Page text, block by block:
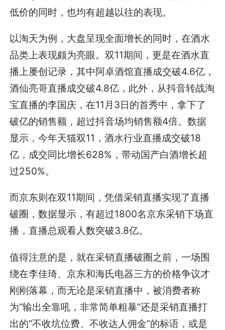
低价的同时，也均有超越以往的表现。
以淘天为例，大盘呈现全面增长的同时，在酒水
品类上表现颇为亮眼。双11期间，更是在酒水直
播上屡创记录，其中阿卓酒馆直播成交破4.6亿，
酒仙亮哥直播成交破4.8亿，此外，从抖音转战淘
宝直播的李国庆，在11月3日的首秀中，拿下了
破亿的销售额，超过抖音场均销售额4倍。数据
显示，今年天猫双11，酒水行业直播成交破18
亿，成交同比增长628%，带动国产白酒增长超
过250%。
而京东则在双11期间，凭借采销直播实现了直播
破圈，数据显示，有超过1800名京东采销下场直
播，直播总观看人数突破3.8亿。
值得注意的是，就在采销直播破圈之前，一场围
绕在李佳琦、京东和海氏电器三方的价格争议才
刚刚落幕，而无论是采销直播中，被消费者称
为“输出全靠吼，非常简单粗暴”还是采销直播打
出的“不收坑位费、不收达人佣金”的标语，或是